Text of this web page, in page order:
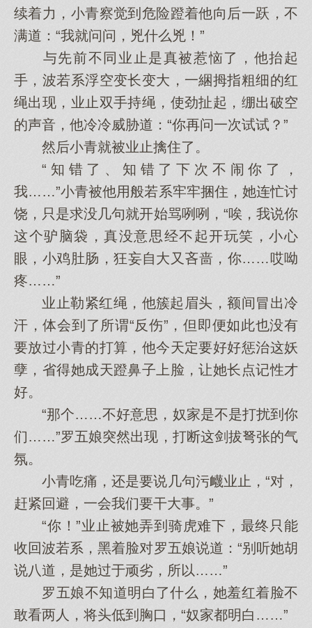
续着力，小青察觉到危险蹬着他向后一跃，不
满道：“我就问问，兇什么兇！”
与先前不同业止是真被惹恼了，他抬起
手，波若系浮空变长变大，一綑拇指粗细的红
绳出现，业止双手持绳，使劲扯起，绷出破空
的声音，他冷冷威胁道：“你再问一次试试？”
然后小青就被业止擒住了。
“知错了、知错了下次不闹你了，
我……”小青被他用般若系牢牢捆住，她连忙讨
饶，只是求没几句就开始骂咧咧，“唉，我说你
这个驴脑袋，真没意思经不起开玩笑，小心
眼，小鸡肚肠，狂妄自大又吝啬，你……哎呦
疼……”
业止勒紧红绳，他簇起眉头，额间冒出冷
汗，体会到了所谓“反伤”，但即便如此也没有
要放过小青的打算，他今天定要好好惩治这妖
孽，省得她成天蹬鼻子上脸，让她长点记性才
好。
“那个……不好意思，奴家是不是打扰到你
们……”罗五娘突然出现，打断这剑拔弩张的气
氛。
小青吃痛，还是要说几句污衊业止，“对，
赶紧回避，一会我们要干大事。”
“你！”业止被她弄到骑虎难下，最终只能
收回波若系，黑着脸对罗五娘说道：“别听她胡
说八道，是她过于顽劣，所以……”
罗五娘不知道明白了什么，她羞红着脸不
敢看两人，将头低到胸口，“奴家都明白……”